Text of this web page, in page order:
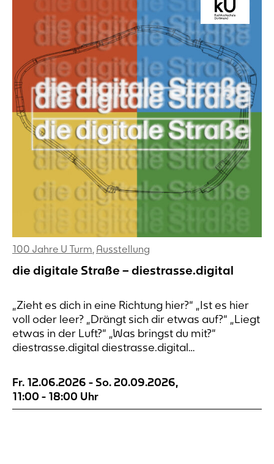
100 Jahre U Turm, Ausstellung
die digitale Straße – diestrasse.digital
„Zieht es dich in eine Richtung hier?“ „Ist es hier
voll oder leer? „Drängt sich dir etwas auf?“ „Liegt
etwas in der Luft?“ „Was bringst du mit?“
diestrasse.digital diestrasse.digital
Straße An sieben Orten rund um den
Dortmunder Wall lässt sich Wahrnehmung
notieren. Die Orte sind nach alten Postkarten
Fr. 12.06.2026 - So. 20.09.2026,
11:00 - 18:00 Uhr